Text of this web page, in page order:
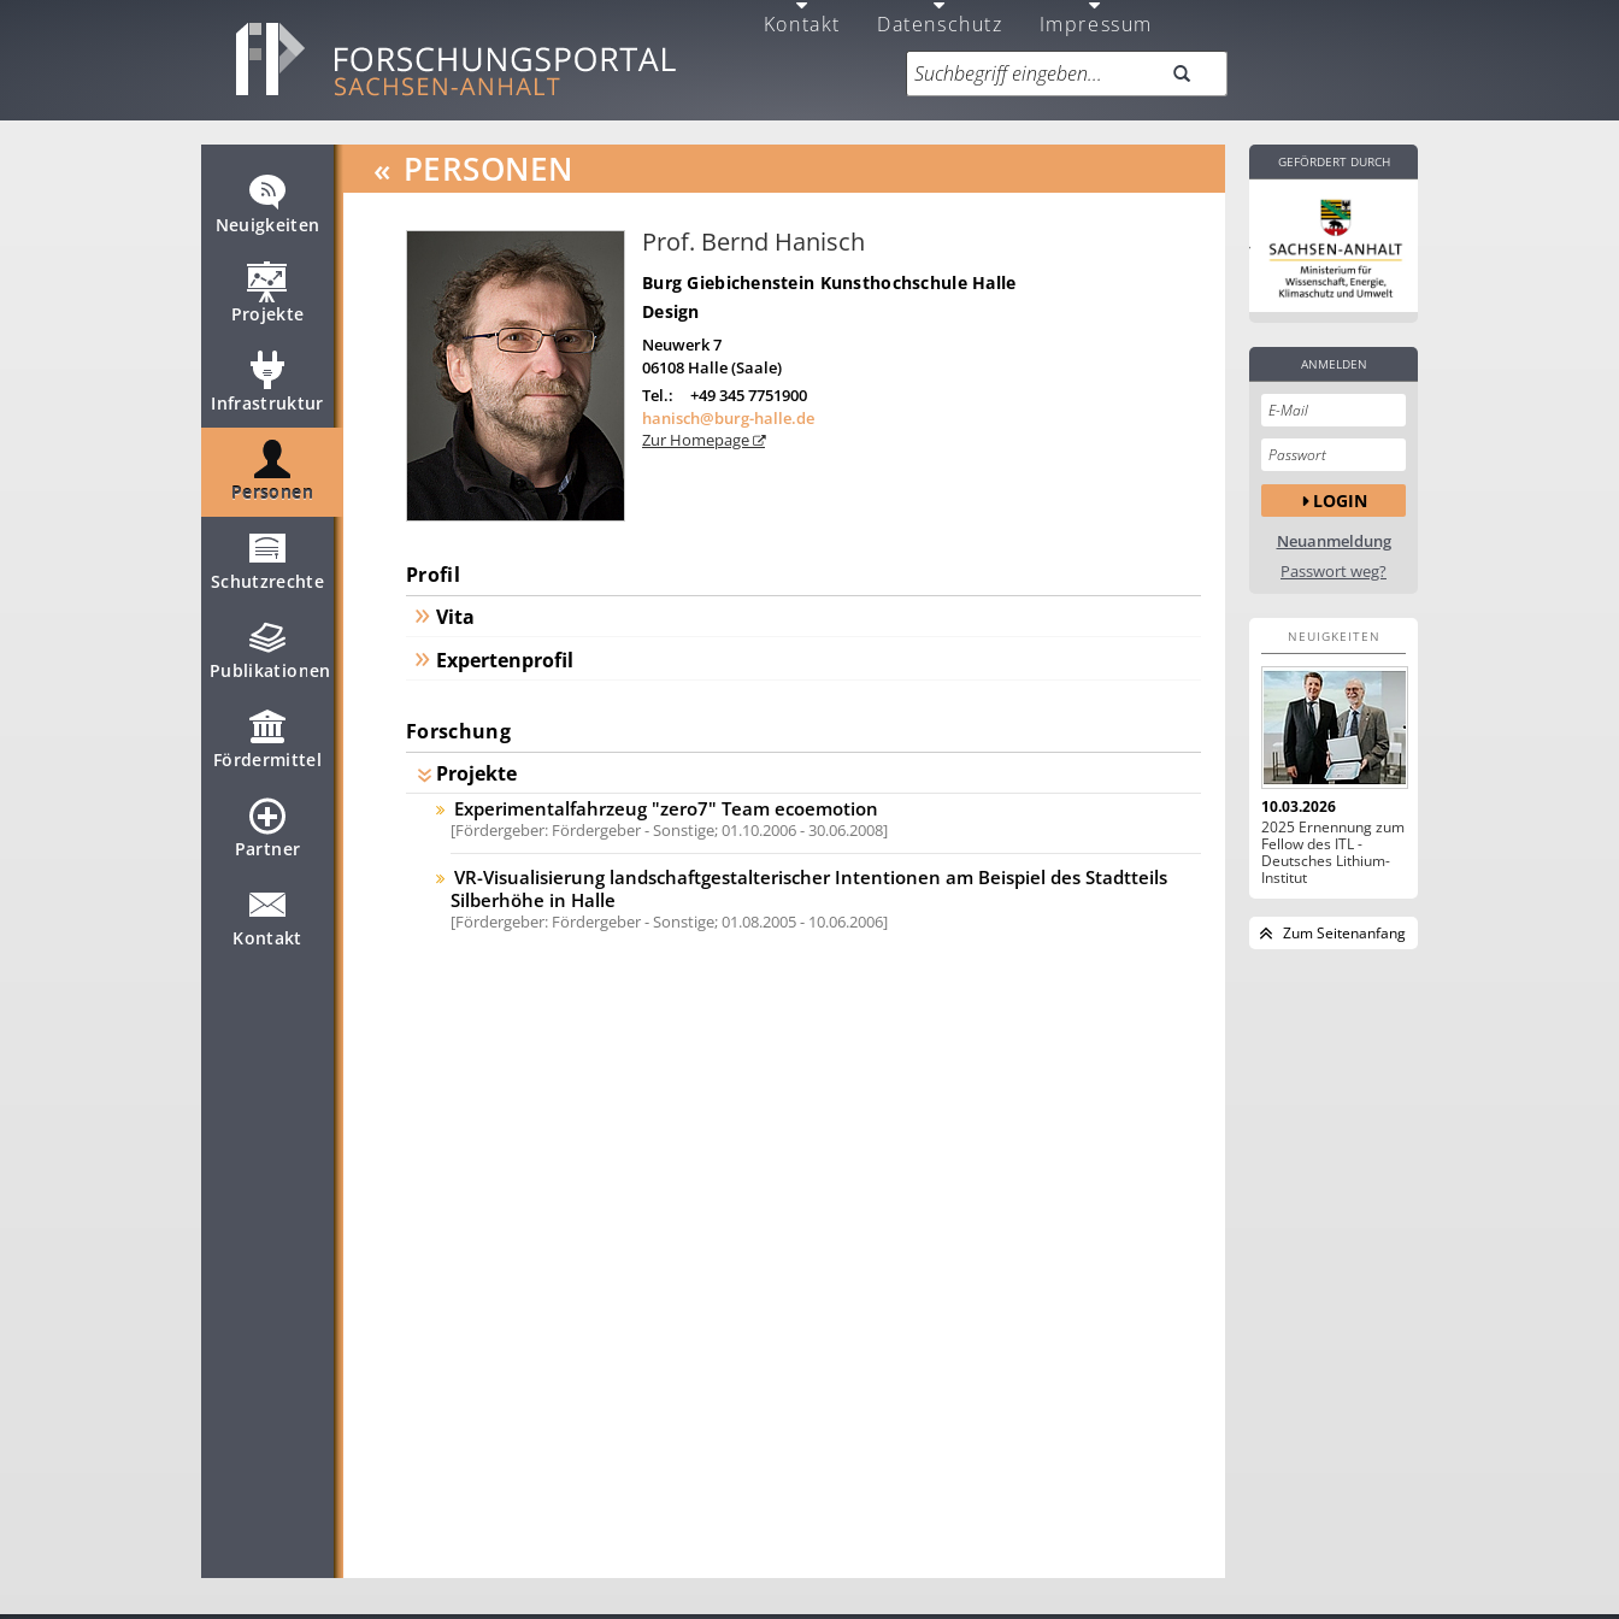
Kontakt Datenschutz Impressum
Neuigkeiten
Projekte
Infrastruktur
Personen
Schutzrechte
Publikationen
Fördermittel
Partner
Kontakt
« PERSONEN
Prof. Bernd Hanisch
Burg Giebichenstein Kunsthochschule Halle
Design
Neuwerk 7
06108 Halle (Saale)
Tel.:
+49 345 7751900
hanisch@burg-halle.de
Zur Homepage
Profil
Vita
Expertenprofil
Forschung
Projekte
Experimentalfahrzeug "zero7" Team ecoemotion
Fördergeber: Fördergeber - Sonstige;01.10.2006 - 30.06.2008
VR-Visualisierung landschaftgestalterischer Intentionen am Beispiel des Stadtteils
Silberhöhe in Halle
Fördergeber: Fördergeber - Sonstige;01.08.2005 - 10.06.2006
GEFÖRDERT DURCH
ANMELDEN
LOGIN
Neuanmeldung
Passwort weg?
NEUIGKEITEN
10.03.2026
2025 Ernennung zum
Fellow des ITL -
Deutsches Lithium-
Institut
Zum Seitenanfang